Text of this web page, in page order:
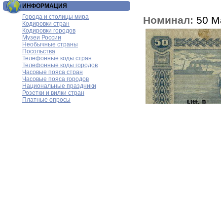
ИНФОРМАЦИЯ
Города и столицы мира
Кодировки стран
Кодировки городов
Музеи России
Необычные страны
Посольства
Телефонные коды стран
Телефонные коды городов
Часовые пояса стран
Часовые пояса городов
Национальные праздники
Розетки и вилки стран
Платные опросы
Номинал: 50